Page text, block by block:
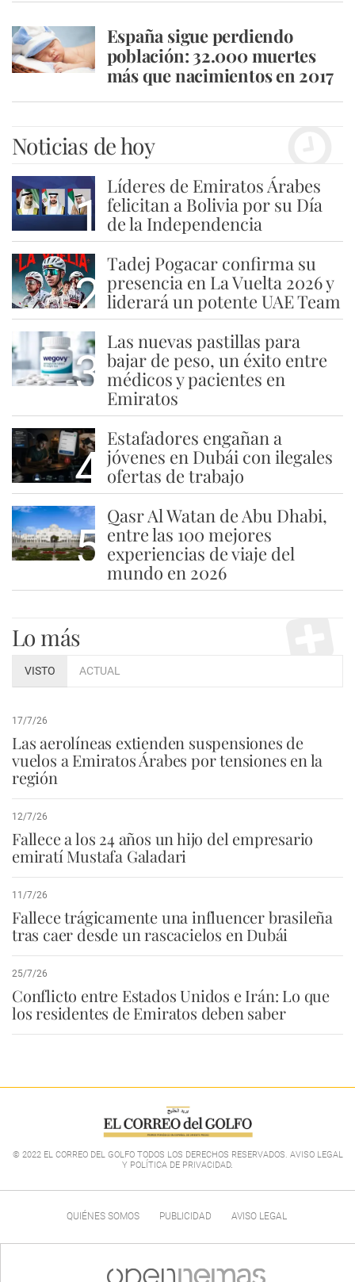
España sigue perdiendo
población: 32.000 muertes
más que nacimientos en 2017
Noticias de hoy
1
Líderes de Emiratos Árabes
felicitan a Bolivia por su Día
de la Independencia
2
Tadej Pogacar confirma su
presencia en La Vuelta 2026 y
liderará un potente UAE Team
3
Las nuevas pastillas para
bajar de peso, un éxito entre
médicos y pacientes en
Emiratos
4
Estafadores engañan a
jóvenes en Dubái con ilegales
ofertas de trabajo
5
Qasr Al Watan de Abu Dhabi,
entre las 100 mejores
experiencias de viaje del
mundo en 2026
Lo más
VISTO ACTUAL
17/7/26
Las aerolíneas extienden suspensiones de
vuelos a Emiratos Árabes por tensiones en la
región
12/7/26
Fallece a los 24 años un hijo del empresario
emiratí Mustafa Galadari
11/7/26
Fallece trágicamente una influencer brasileña
tras caer desde un rascacielos en Dubái
25/7/26
Conflicto entre Estados Unidos e Irán: Lo que
los residentes de Emiratos deben saber
© 2022 EL CORREO DEL GOLFO TODOS LOS DERECHOS RESERVADOS. AVISO LEGAL
Y POLÍTICA DE PRIVACIDAD.
QUIÉNES SOMOS PUBLICIDAD AVISO LEGAL